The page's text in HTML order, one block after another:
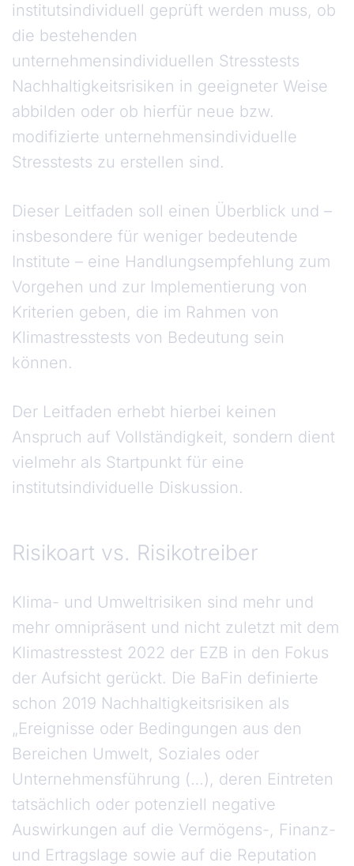
institutsindividuell geprüft werden muss, ob
die bestehenden
unternehmensindividuellen Stresstests
Nachhaltigkeitsrisiken in geeigneter Weise
abbilden oder ob hierfür neue bzw.
modifizierte unternehmensindividuelle
Stresstests zu erstellen sind.
Dieser Leitfaden soll einen Überblick und –
insbesondere für weniger bedeutende
Institute – eine Handlungsempfehlung zum
Vorgehen und zur Implementierung von
Kriterien geben, die im Rahmen von
Klimastresstests von Bedeutung sein
können.
Der Leitfaden erhebt hierbei keinen
Anspruch auf Vollständigkeit, sondern dient
vielmehr als Startpunkt für eine
institutsindividuelle Diskussion.
Risikoart vs. Risikotreiber
Klima- und Umweltrisiken sind mehr und
mehr omnipräsent und nicht zuletzt mit dem
Klimastresstest 2022 der EZB in den Fokus
der Aufsicht gerückt. Die BaFin definierte
schon 2019 Nachhaltigkeitsrisiken als
„Ereignisse oder Bedingungen aus den
Bereichen Umwelt, Soziales oder
Unternehmensführung (…), deren Eintreten
tatsächlich oder potenziell negative
Auswirkungen auf die Vermögens-, Finanz-
und Ertragslage sowie auf die Reputation